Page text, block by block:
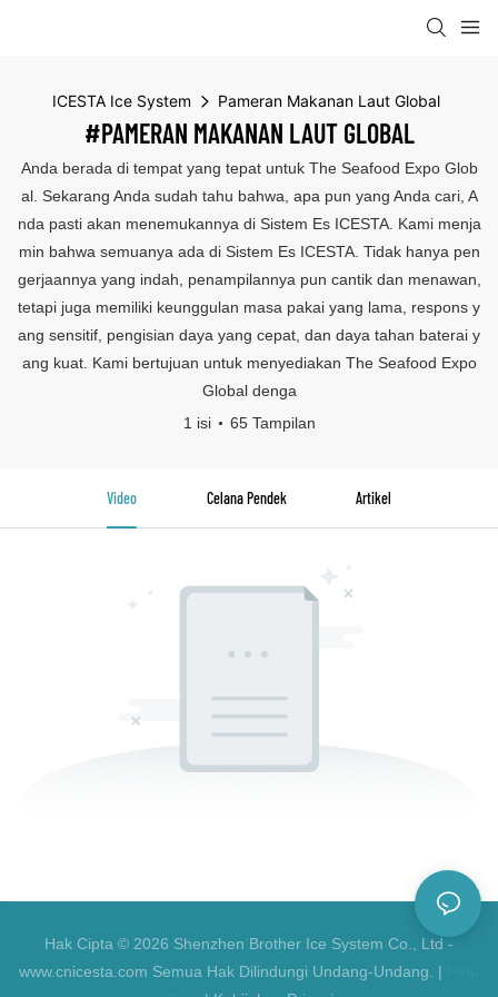
ICESTA Ice System Pameran Makanan Laut Global
#PAMERAN MAKANAN LAUT GLOBAL
Anda berada di tempat yang tepat untuk The Seafood Expo Glob
al. Sekarang Anda sudah tahu bahwa, apa pun yang Anda cari, A
nda pasti akan menemukannya di Sistem Es ICESTA. Kami menja
min bahwa semuanya ada di Sistem Es ICESTA. Tidak hanya pen
gerjaannya yang indah, penampilannya pun cantik dan menawan,
tetapi juga memiliki keunggulan masa pakai yang lama, respons y
ang sensitif, pengisian daya yang cepat, dan daya tahan baterai y
ang kuat. Kami bertujuan untuk menyediakan The Seafood Expo
Global denga
1 isi
65 Tampilan
Video Celana Pendek Artikel
Hak Cipta © 2026 Shenzhen Brother Ice System Co., Ltd -
www.cnicesta.com Semua Hak Dilindungi Undang-Undang. |